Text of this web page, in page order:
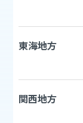
東海地方
関西地方